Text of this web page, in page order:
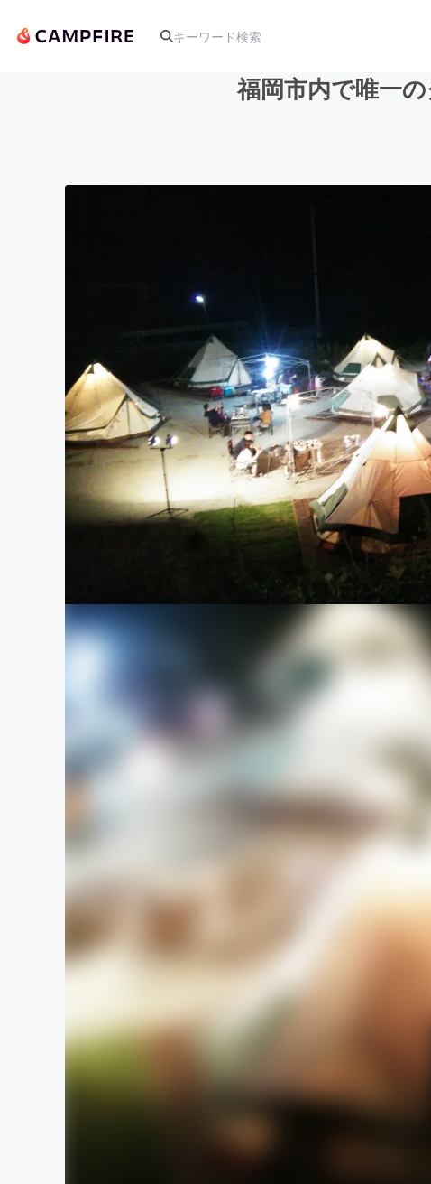
ビジネス・起業
まちづくり・地域活性化
福岡市内で唯一